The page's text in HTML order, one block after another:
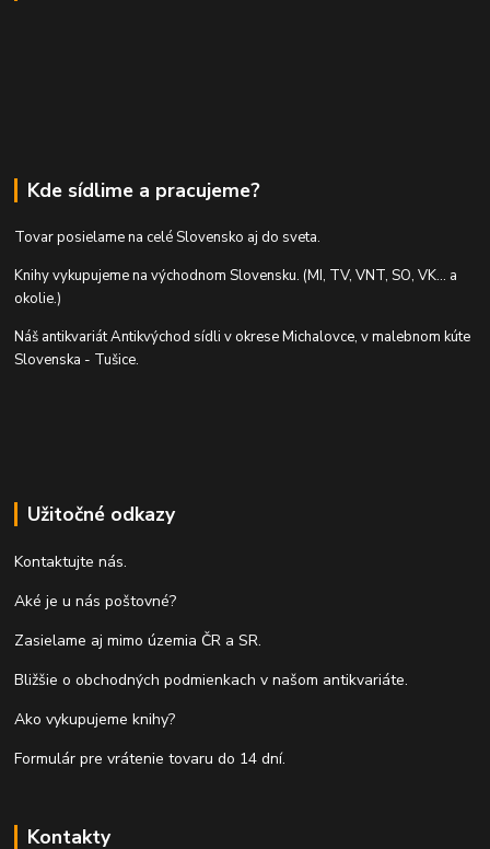
Kde sídlime a pracujeme?
Tovar posielame na celé Slovensko aj do sveta.
Knihy vykupujeme na východnom Slovensku. (MI, TV, VNT, SO, VK... a
okolie.)
Náš antikvariát Antikvýchod sídli v okrese Michalovce, v malebnom kúte
Slovenska - Tušice.
Užitočné odkazy
Kontaktujte nás.
Aké je u nás poštovné?
Zasielame aj mimo územia ČR a SR.
Bližšie o obchodných podmienkach v našom antikvariáte.
Ako vykupujeme knihy?
Formulár pre vrátenie tovaru do 14 dní.
Kontakty